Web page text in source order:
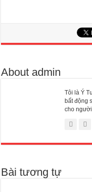
About admin
Tôi là Ý
bất động
cho
Bài tương tự